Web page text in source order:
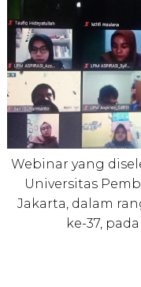
Webinar yang
Universitas
Jakarta, dalam
ke-37,